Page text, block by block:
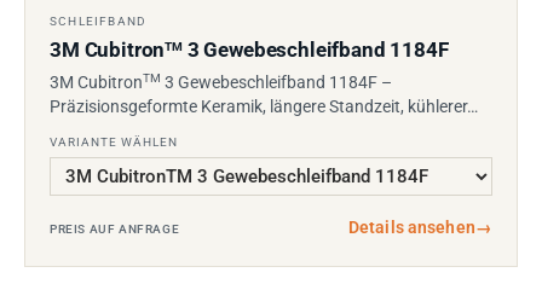
SCHLEIFBAND
3M CubitronTM3 Gewebeschleifband 1184F
3M CubitronTM 3 Gewebeschleifband 1184F –
Präzisionsgeformte Keramik, längere Standzeit, kühlerer…
VARIANTE WÄHLEN
PREIS AUF ANFRAGE Details ansehen→